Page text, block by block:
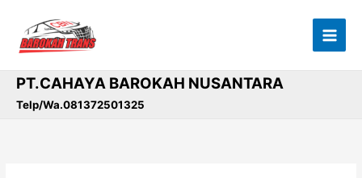
konten
PT.CAHAYA BAROKAH NUSANTARA
Telp/Wa.081372501325